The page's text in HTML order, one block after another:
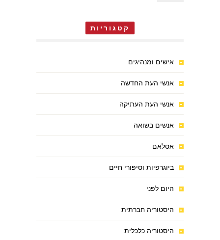
קטגוריות
אישים ומנהיגים
אנשי העת החדשה
אנשי העת העתיקה
אנשים בשואה
אסלאם
ביוגרפיות וסיפורי חיים
היום לפני
היסטוריה חברתית
היסטוריה כלכלית